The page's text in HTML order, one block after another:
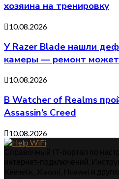
хозяина на тренировку
10.08.2026
У Razer Blade нашли
камеры — ремонт может
10.08.2026
В Watcher of Realms
Assassin’s Creed
10.08.2026